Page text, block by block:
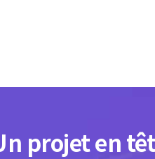
projet en